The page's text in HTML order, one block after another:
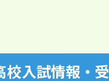
入試情報・